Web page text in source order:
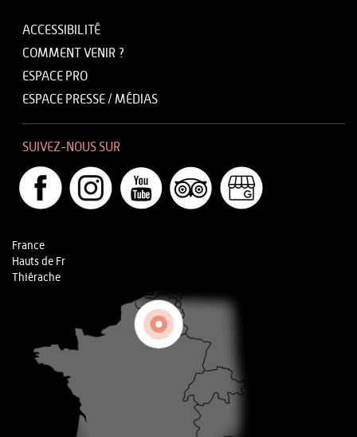
ACCESSIBILITÉ
COMMENT VENIR ?
ESPACE PRO
ESPACE PRESSE / MÉDIAS
SUIVEZ-NOUS SUR
France
Hauts de Fr
Thiérache